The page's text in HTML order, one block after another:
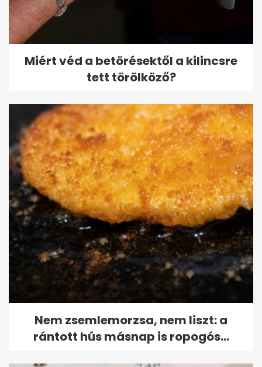
Miért véd a betörésektől a kilincsre
tett törölköző?
Nem zsemlemorzsa, nem liszt: a
rántott hús másnap is ropogós...